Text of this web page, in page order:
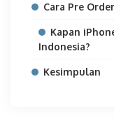
Cara Pre
Kapan
Indonesia?
Kesimpulan